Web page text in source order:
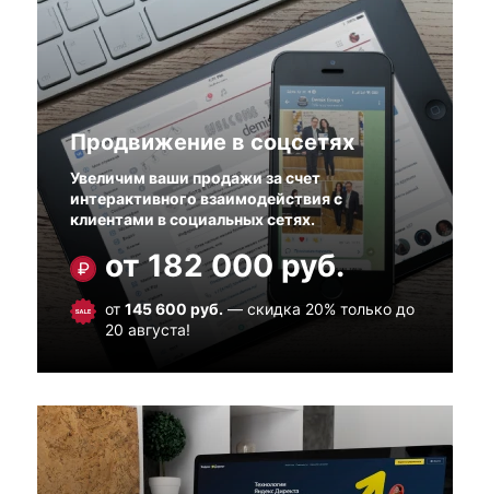
Продвижение в соцсетях
Увеличим ваши продажи за счет
интерактивного взаимодействия с
клиентами в социальных сетях.
от 182 000 руб.
от 145 600 руб. — скидка 20% только до
20 августа!